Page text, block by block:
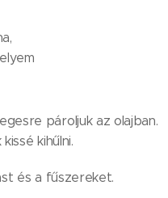
pároljuk az olajban.
kihűlni.
és a fűszereket.